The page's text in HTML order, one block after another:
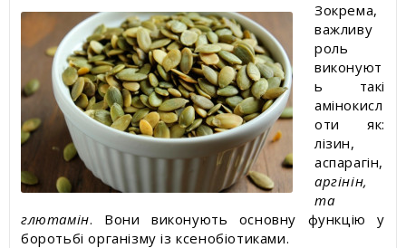
Зокрема,
важливу
роль
виконуют
ь такі
амінокисл
оти як:
лізин,
аспарагін,
аргінін,
та
глютамін. Вони виконують основну функцію у
боротьбі організму із ксенобіотиками.